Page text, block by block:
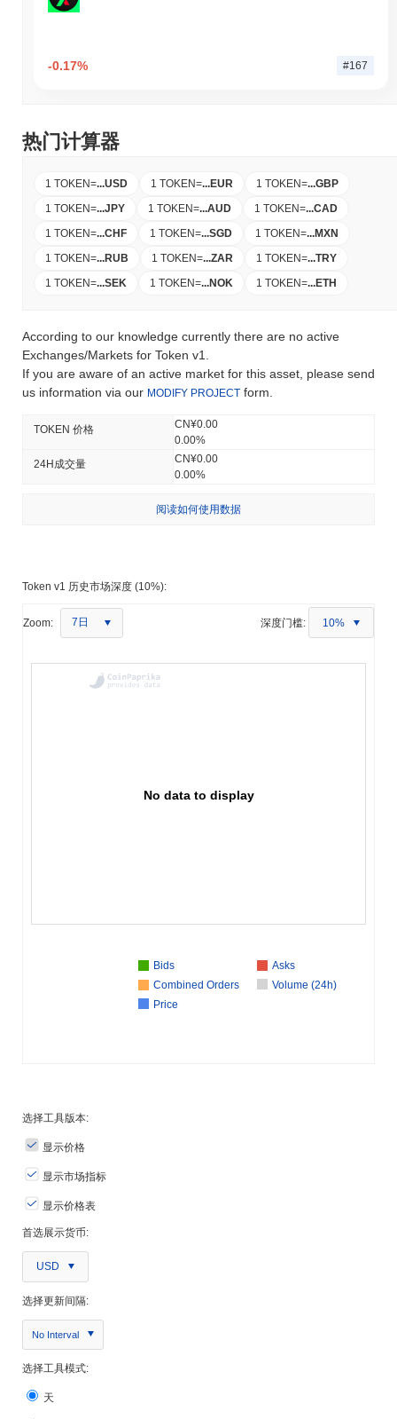
-0.17% #167
热门计算器
1 TOKEN=...USD 1 TOKEN=...EUR 1 TOKEN=...GBP
1 TOKEN=...JPY 1 TOKEN=...AUD 1 TOKEN=...CAD
1 TOKEN=...CHF 1 TOKEN=...SGD 1 TOKEN=...MXN
1 TOKEN=...RUB 1 TOKEN=...ZAR 1 TOKEN=...TRY
1 TOKEN=...SEK 1 TOKEN=...NOK 1 TOKEN=...ETH
According to our knowledge currently there are no active
Exchanges/Markets for Token v1.
If you are aware of an active market for this asset, please send
us information via our MODIFY PROJECT form.
TOKEN 价格
CN¥0.00
0.00%
24H成交量
CN¥0.00
0.00%
阅读如何使用数据
Token v1 历史市场深度 (10%):
Zoom: 7日 深度门槛: 10%
No data to display
Bids
Asks
Combined Orders
Volume (24h)
Price
选择工具版本:
显示价格
显示市场指标
显示价格表
首选展示货币:
USD
选择更新间隔:
No Interval
选择工具模式:
天